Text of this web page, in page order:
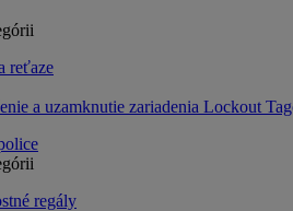
reťaze
a uzamknutie zariadenia Lockout
regály